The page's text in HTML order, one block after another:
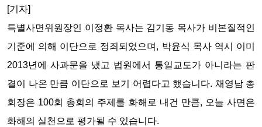
[기자]
특별사면위원장인 이정환 목사는 김기동 목사가 비본질적인
기준에 의해 이단으로 정죄되었으며, 박윤식 목사 역시 이미
2013년에 사과문을 냈고 법원에서 통일교도가 아니라는 판
결이 나온 만큼 이단으로 보기 어렵다고 했습니다. 채영남 총
회장은 100회 총회의 주제를 화해로 내건 만큼, 오늘 사면은
화해의 실천으로 평가될 수 있습니다.